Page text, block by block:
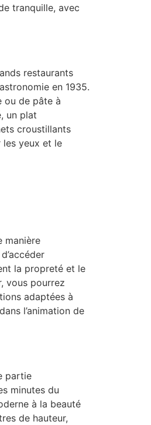
tranquille, avec
restaurants
en 1935.
ou de pâte à
un plat
croustillants
les yeux et le
manière
la propreté et le
vous pourrez
adaptées à
l’animation de
partie
minutes du
à la beauté
de hauteur,